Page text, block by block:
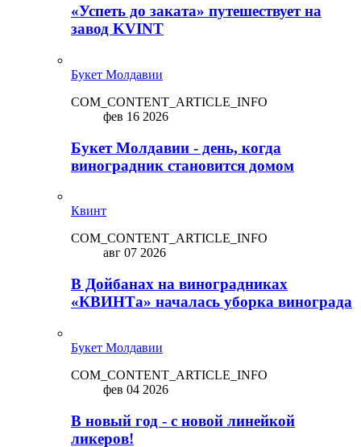
«Успеть до заката» путешествует на
завод KVINT
Букет Молдавии
COM_CONTENT_ARTICLE_INFO
фев 16 2026
Букет Молдавии - день, когда
виноградник становится домом
Квинт
COM_CONTENT_ARTICLE_INFO
авг 07 2026
В Дойбанах на виноградниках
«КВИНТа» началась уборка винограда
Букет Молдавии
COM_CONTENT_ARTICLE_INFO
фев 04 2026
В новый год - с новой линейкой
ликepoв!